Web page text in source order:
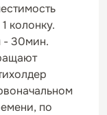
колонку.
- 30мин.
по